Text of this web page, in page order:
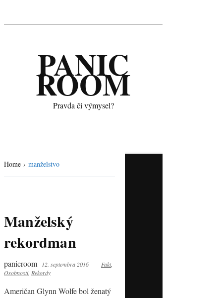
PANIC
ROOM
Pravda či výmysel?
Home › manželstvo
Manželský
rekordman
panicroom 12. septembra 2016 Fakt,
Osobnosti, Rekordy
Američan Glynn Wolfe bol ženatý